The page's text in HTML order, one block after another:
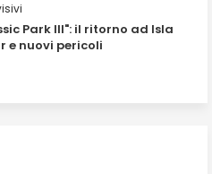
Park III": il ritorno ad Isla
e nuovi pericoli